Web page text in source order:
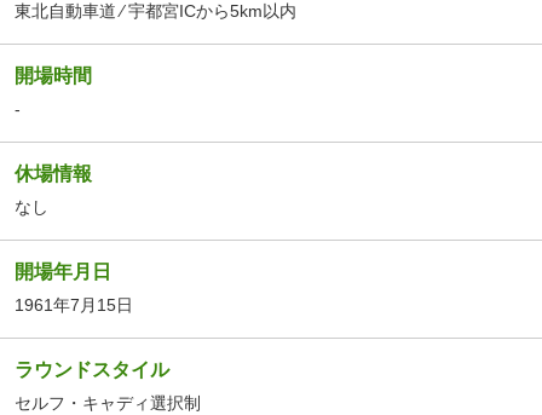
東北自動車道 ⁄ 宇都宮ICから5km以内
開場時間
-
休場情報
なし
開場年月日
1961年7月15日
ラウンドスタイル
セルフ・キャディ選択制